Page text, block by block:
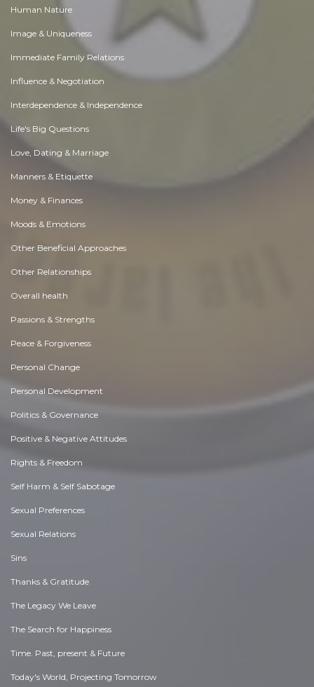
Human Nature
Image & Uniqueness
Immediate Family Relations
Influence & Negotiation
Interdependence & Independence
Life's Big Questions
Love, Dating & Marriage
Manners & Etiquette
Money & Finances
Moods & Emotions
Other Beneficial Approaches
Other Relationships
Overall health
Passions & Strengths
Peace & Forgiveness
Personal Change
Personal Development
Politics & Governance
Positive & Negative Attitudes
Rights & Freedom
Self Harm & Self Sabotage
Sexual Preferences
Sexual Relations
Sins
Thanks & Gratitude
The Legacy We Leave
The Search for Happiness
Time. Past, present & Future
Today's World, Projecting Tomorrow